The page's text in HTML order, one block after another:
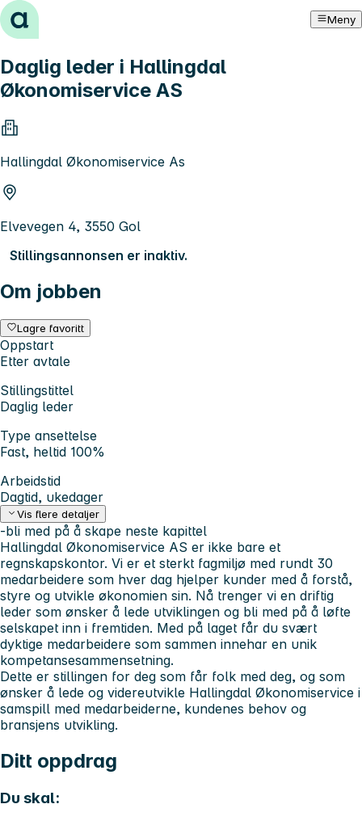
Hopp til innhold Meny
Daglig leder i Hallingdal
Økonomiservice AS
Hallingdal Økonomiservice As
Elvevegen 4, 3550 Gol
Stillingsannonsen er inaktiv.
Om jobben
Lagre favoritt
Oppstart
Etter avtale
Stillingstittel
Daglig leder
Type ansettelse
Fast, heltid 100%
Arbeidstid
Dagtid, ukedager
Vis flere detaljer
-bli med på å skape neste kapittel
Hallingdal Økonomiservice AS er ikke bare et
regnskapskontor. Vi er et sterkt fagmiljø med rundt 30
medarbeidere som hver dag hjelper kunder med å forstå,
styre og utvikle økonomien sin. Nå trenger vi en driftig
leder som ønsker å lede utviklingen og bli med på å løfte
selskapet inn i fremtiden. Med på laget får du svært
dyktige medarbeidere som sammen innehar en unik
kompetansesammensetning.
Dette er stillingen for deg som får folk med deg, og som
ønsker å lede og videreutvikle Hallingdal Økonomiservice i
samspill med medarbeiderne, kundenes behov og
bransjens utvikling.
Ditt oppdrag
Du skal: